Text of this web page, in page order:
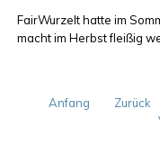
FairWurzelt hatte im
macht im Herbst fleißig
Anfang Zurück